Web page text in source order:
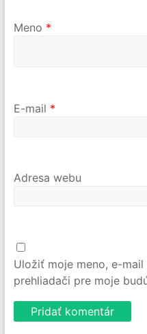
Meno *
E-mail *
Adresa webu
Uložiť moje meno, e-
prehliadači pre moje